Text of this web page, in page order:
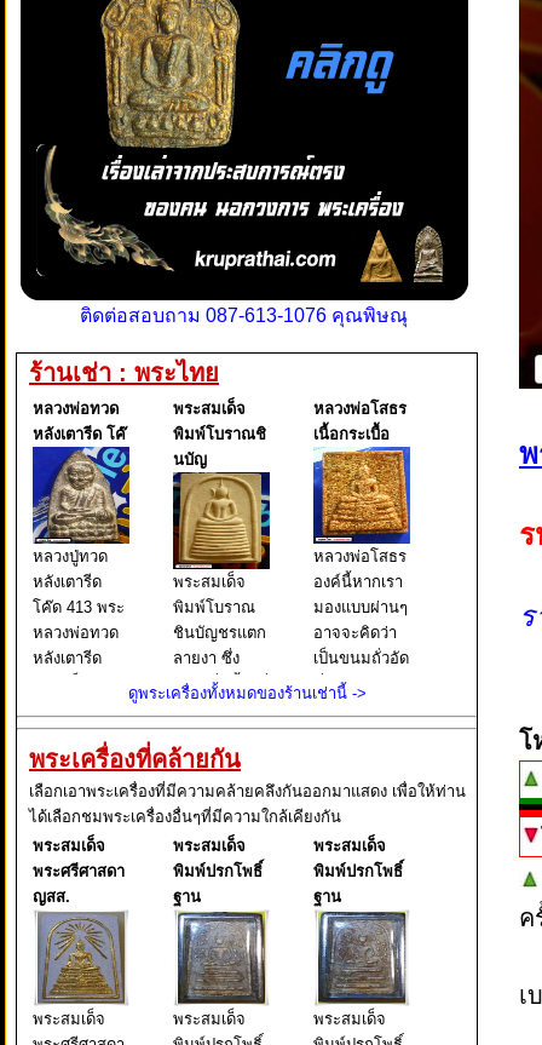
ติดต่อสอบถาม 087-613-1076 คุณพิษณุ
ร้านเช่า : พระไทย
หลวงพ่อทวด
หลังเตารีด โค๊
หลวงปู่ทวด
หลังเตารีด
โค๊ด 413 พระ
หลวงพ่อทวด
หลังเตารีด
ธรรมดา ปี
๒๕๐๕ นับเป็น
พระยอดนิยม
อีกรุ่นหนึ่งใน
ตระกูล พระ
หลวงพ่อทวด
พระสมเด็จ
พิมพ์โบราณชิ
นบัญ
พระสมเด็จ
พิมพ์โบราณ
ชินบัญชรแตก
ลายงา ซึ่ง
เขียนชื่อนี้ไว้ที่
พระ และยังมี
เขียนต่อไปอีก
ว่า ผงเก่าสม
เด็จพุฒาจารย์
โต พรหมรังสี
มหาเถราจาร
ย์ แห่งกร
หลวงพ่อโสธร
เนื้อกระเบื้อ
หลวงพ่อโสธร
องค์นี้หากเรา
มองแบบผ่านๆ
อาจจะคิดว่า
เป็นขนมถั่วอัด
ที่เราเคยกิน
แล้วนั่นคือ
โสธร พิมพ์
หลังคา
กระเบื้องโบสถ์
ซึ่งหากเราใช้ว
ดูพระเครื่องทั้งหมดของร้านเช่านี้ ->
พระเครื่องที่คล้ายกัน
เลือกเอาพระเครื่องที่มีความคล้ายคลึงกันออกมาแสดง เพื่อให้ท่าน
ได้เลือกชมพระเครื่องอื่นๆที่มีความใกล้เคียงกัน
พระสมเด็จ
พระศรีศาสดา
ญสส.
พระสมเด็จ
พระสมเด็จ
พิมพ์ปรกโพธิ์
ฐาน
พระสมเด็จ
พระสมเด็จ
พิมพ์ปรกโพธิ์
ฐาน
พระสมเด็จ
โ
เ